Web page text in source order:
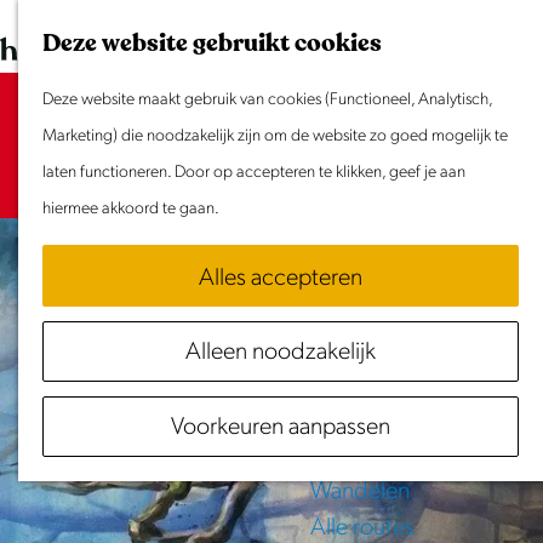
Deze website gebruikt cookies
Deze website maakt gebruik van cookies (Functioneel, Analytisch,
Marketing) die noodzakelijk zijn om de website zo goed mogelijk te
laten functioneren. Door op accepteren te klikken, geef je aan
hiermee akkoord te gaan.
Alles accepteren
Alleen noodzakelijk
Voorkeuren aanpassen
G
a
r
e
h
o
m
e
p
a
K
a
r
t
Z
e
k
e
n
e
n
u
Evenement aanmelden
Doen & Beleven
Zomer in Laag Holland
Met kinderen
Samen eropuit
Rust & Stilte
Activiteiten
Routes
Fietsen
Varen
Wandelen
Alle routes
Sorry, deze activiteit is niet meer
beschikbaar. Bekijk hetactuele aanbod
voor de beschikbare opties.